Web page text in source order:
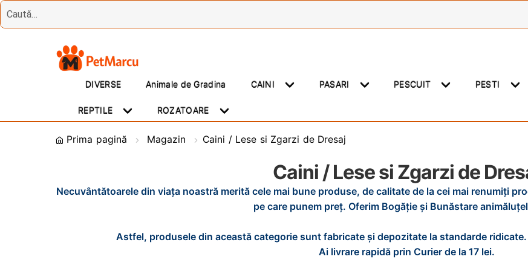
Treci
Sări
DIVERSE Animale de Gradina CAINI PASARI PESCUIT PESTI
REPTILE ROZATOARE
Prima pagină Magazin Caini / Lese si Zgarzi de Dresaj
Caini / Lese si Zgarzi de
Necuvântătoarele din viața noastră merită cele mai bune produse, de calitate de la cei mai renumiți
pe care punem preț. Oferim Bogăție și Bunăstare
Astfel, produsele din această categorie sunt fabricate și depozitate la standarde
Ai livrare rapidă prin Curier de la 17 lei.